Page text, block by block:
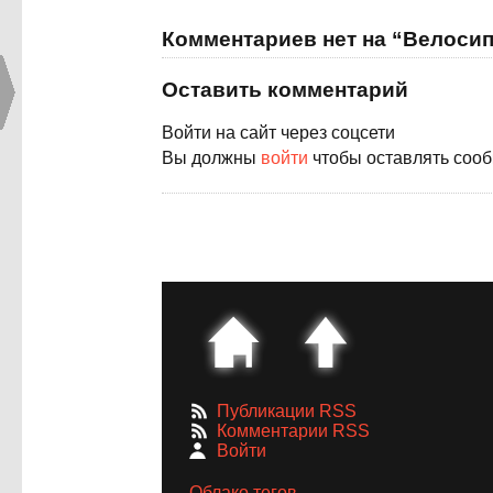
Комментариев нет на
Оставить комментарий
Войти на сайт через соцсети
Вы должны войти чтобы оставлять
Публикации RSS
Комментарии RSS
Войти